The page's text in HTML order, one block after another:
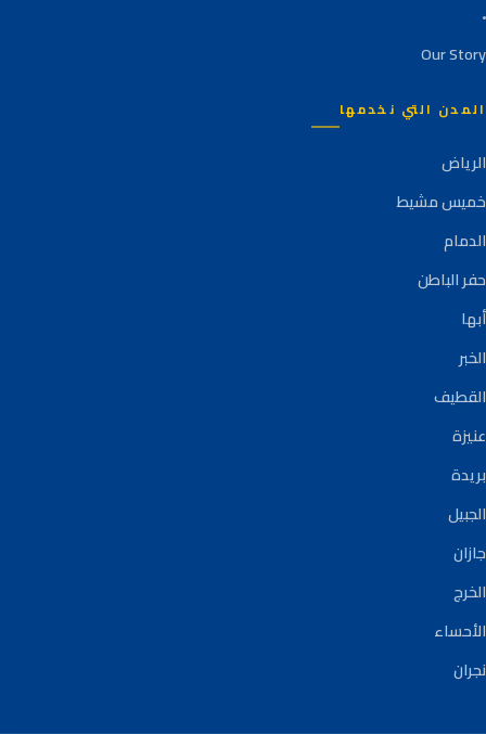
Our Story
المدن التي نخدمها
الرياض
خميس مشيط
الدمام
حفر الباطن
أبها
الخبر
القطيف
عنيزة
بريدة
الجبيل
جازان
الخرج
الأحساء
نجران